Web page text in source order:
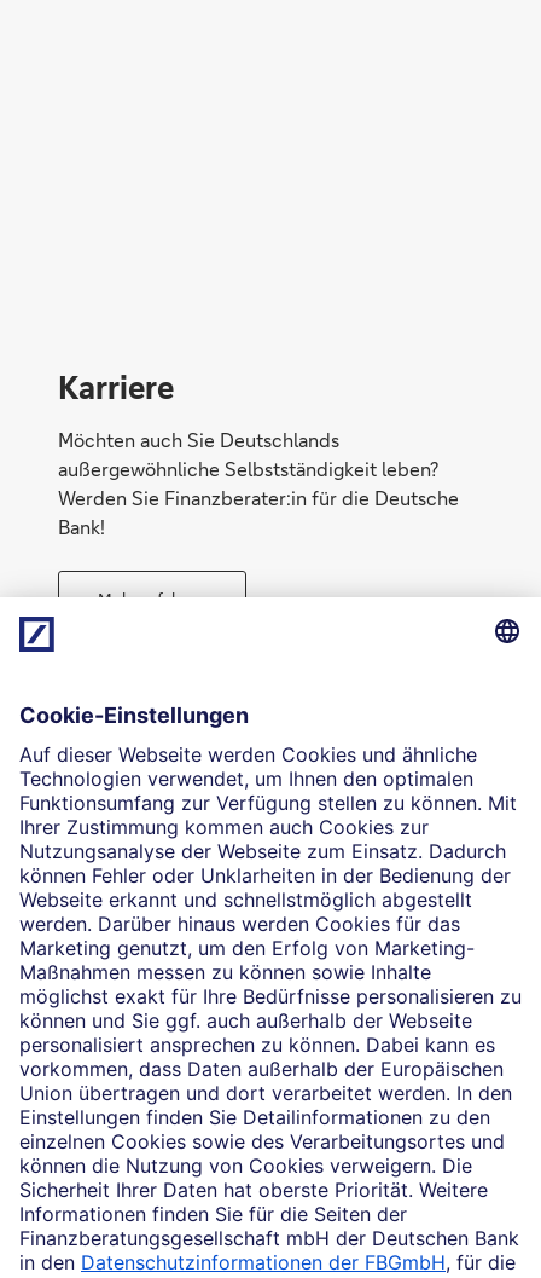
Direktabschluss möglich
Geld anlegen
Ruhestand planen
Karriere
Möchten auch Sie Deutschlands
außergewöhnliche Selbstständigkeit leben?
Werden Sie Finanzberater:in für die Deutsche
Bank!
Mehr erfahren
Die selbstständigen Finanzberater:innen beraten in
Finanzgeschäften, die sie für die Deutsche Bank AG
vermitteln dürfen. Das Einverständnis zu den dabei
vermittelten Verträgen sowie in diesem
Zusammenhang erforderliche Erklärungen werden
stets rechtsverbindlich nur durch die Deutsche Bank
AG oder durch die mit ihr kooperierenden
Produktpartner gegeben.
Impressum
Rechtliche Hinweise
Datenschutz
Barrierefreiheit
Cookie-Einstellungen